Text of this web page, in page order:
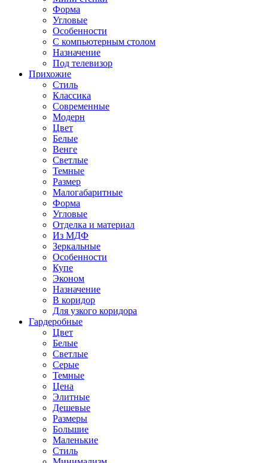
Форма
Угловые
Особенности
С компьютерным столом
Назначение
Под телевизор
Прихожие
Стиль
Классика
Современные
Модерн
Цвет
Белые
Венге
Светлые
Темные
Размер
Малогабаритные
Форма
Угловые
Отделка и материал
Из МДФ
Зеркальные
Особенности
Купе
Эконом
Назначение
В коридор
Для узкого коридора
Гардеробные
Цвет
Белые
Светлые
Серые
Темные
Цена
Элитные
Дешевые
Размеры
Большие
Маленькие
Стиль